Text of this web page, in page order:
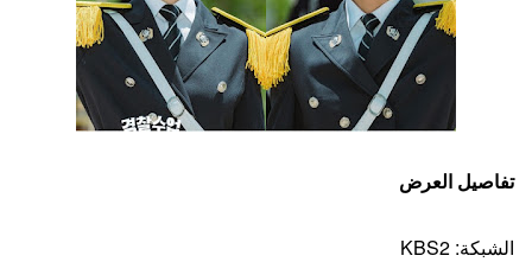
تفاصيل العرض
الشبكة: KBS2